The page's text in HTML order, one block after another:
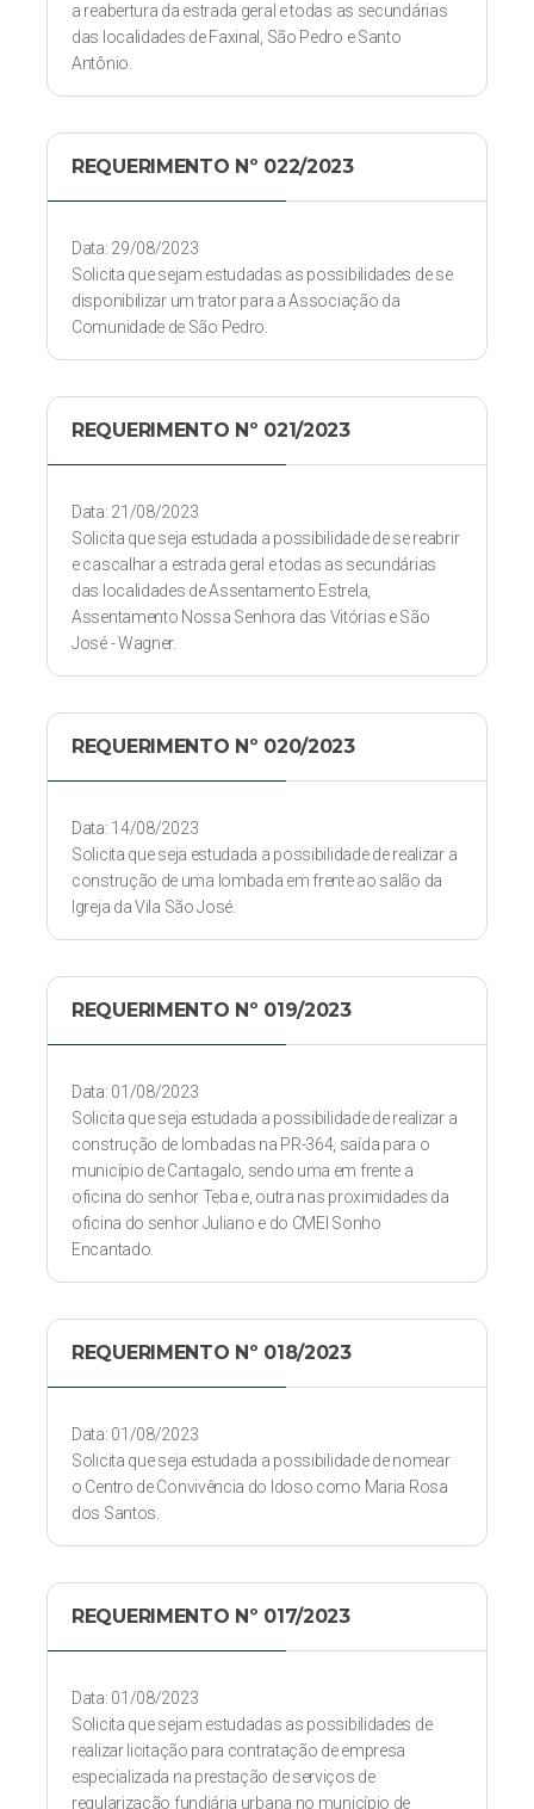
a reabertura da estrada geral e todas as secundárias
das localidades de Faxinal, São Pedro e Santo
Antônio.
REQUERIMENTO Nº 022/2023
Data: 29/08/2023
Solicita que sejam estudadas as possibilidades de se
disponibilizar um trator para a Associação da
Comunidade de São Pedro.
REQUERIMENTO Nº 021/2023
Data: 21/08/2023
Solicita que seja estudada a possibilidade de se reabrir
e cascalhar a estrada geral e todas as secundárias
das localidades de Assentamento Estrela,
Assentamento Nossa Senhora das Vitórias e São
José - Wagner.
REQUERIMENTO Nº 020/2023
Data: 14/08/2023
Solicita que seja estudada a possibilidade de realizar a
construção de uma lombada em frente ao salão da
Igreja da Vila São José.
REQUERIMENTO Nº 019/2023
Data: 01/08/2023
Solicita que seja estudada a possibilidade de realizar a
construção de lombadas na PR-364, saída para o
município de Cantagalo, sendo uma em frente a
oficina do senhor Teba e, outra nas proximidades da
oficina do senhor Juliano e do CMEI Sonho
Encantado.
REQUERIMENTO Nº 018/2023
Data: 01/08/2023
Solicita que seja estudada a possibilidade de nomear
o Centro de Convivência do Idoso como Maria Rosa
dos Santos.
REQUERIMENTO Nº 017/2023
Data: 01/08/2023
Solicita que sejam estudadas as possibilidades de
realizar licitação para contratação de empresa
especializada na prestação de serviços de
regularização fundiária urbana no município de